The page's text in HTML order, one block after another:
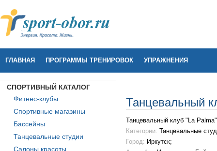
ГЛАВНАЯ ПРОГРАММЫ ТРЕНИРОВОК УПРАЖНЕНИЯ
СПОРТИВНЫЙ КАТАЛОГ
Фитнес-клубы
Спортивные магазины
Бассейны
Танцевальные студии
Салоны красоты
Танцевальный
Танцевальный клуб "La Palma"
Категории: Танцевальные
Город: Иркутск;